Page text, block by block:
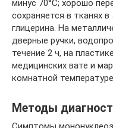
минус 70°С; хорошо
сохраняется в тканях
глицерина. На
дверные ручки,
течение 2 ч, на
медицинских вате и
комнатной
Методы